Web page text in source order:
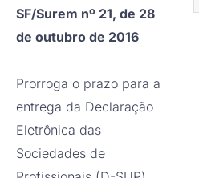
SF/Surem nº 21, de 28
de outubro de 2016
Prorroga o prazo para a
entrega da Declaração
Eletrônica das
Sociedades de